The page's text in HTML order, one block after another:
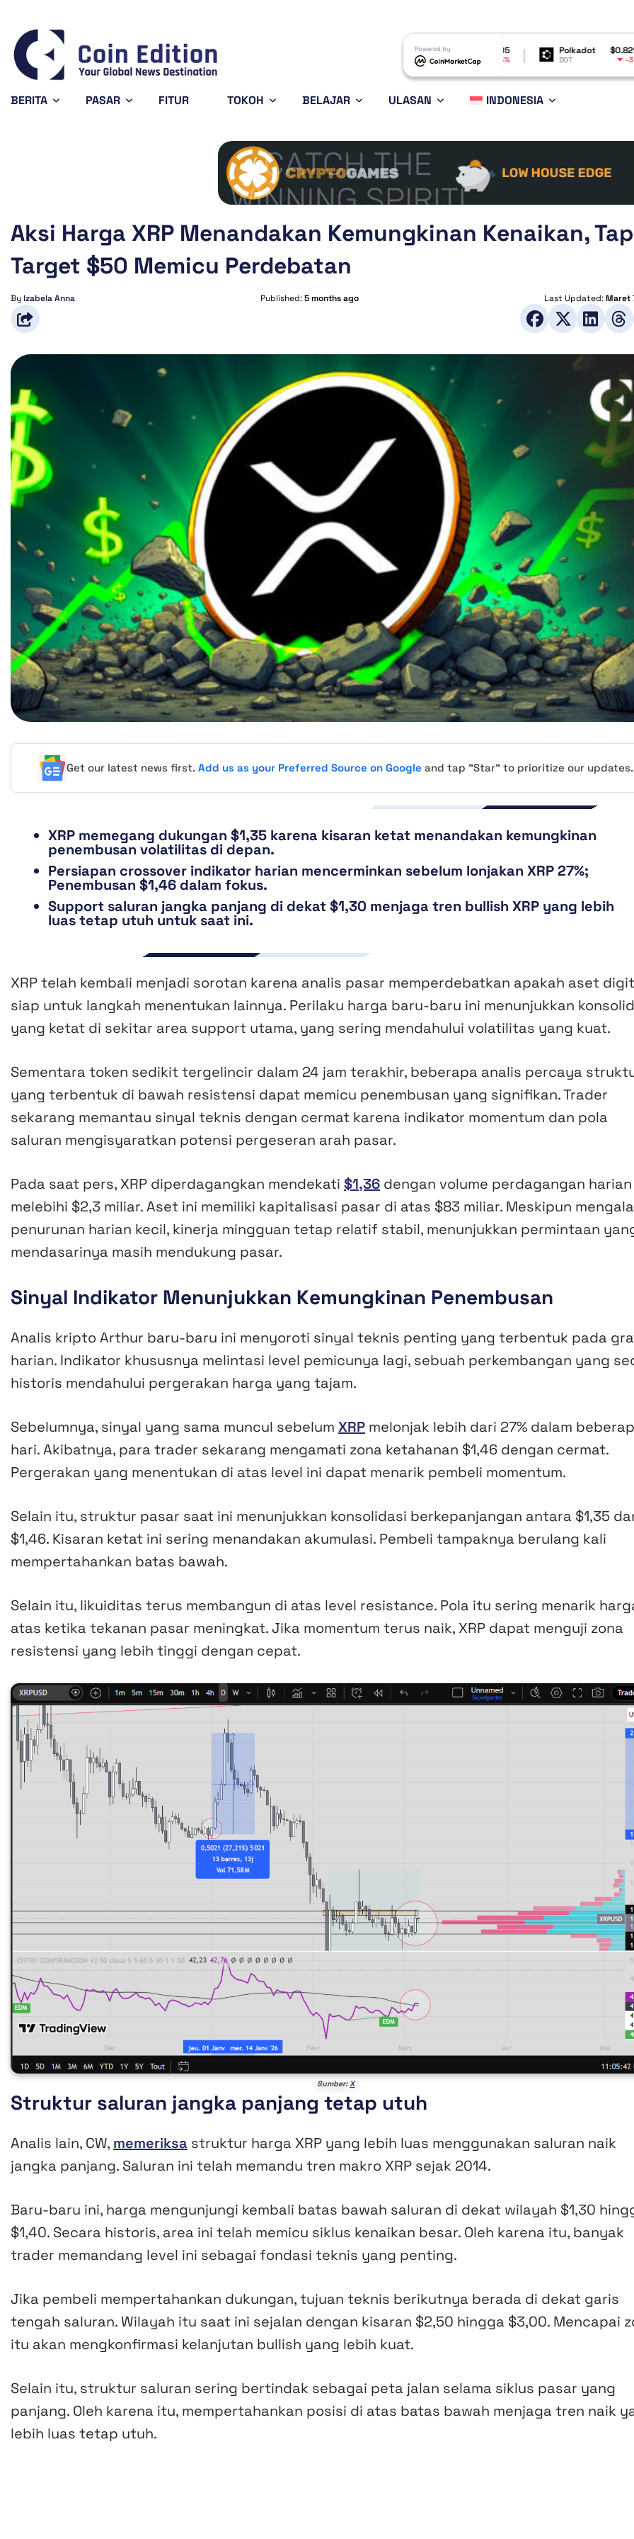
Powered by
Solana $73.36
SOL -0.8%
Avalanche
AVAX
$0.000005
-3.64%
Polkadot $0.821397
DOT -3.33% BTC
BERITA PASAR FITUR TOKOH BELAJAR ULASAN INDONESIA
Aksi Harga XRP Menandakan Kemungkinan Kenaikan,
Target $50 Memicu Perdebatan
ByIzabela Anna Published:5 months ago Last Updated:Maret
Get our latest news first.Add us as your Preferred Source on Google and tap "Star" to prioritize our updates.
XRP memegang dukungan $1,35 karena kisaran ketat menandakan kemungkinan
penembusan volatilitas di depan.
Persiapan crossover indikator harian mencerminkan sebelum lonjakan XRP 27%;
Penembusan $1,46 dalam fokus.
Support saluran jangka panjang di dekat $1,30 menjaga tren bullish XRP yang lebih
luas tetap utuh untuk saat ini.
XRP telah kembali menjadi sorotan karena analis pasar memperdebatkan apakah aset
siap untuk langkah menentukan lainnya. Perilaku harga baru-baru ini menunjukkan
yang ketat di sekitar area support utama, yang sering mendahului volatilitas yang kuat.
Sementara token sedikit tergelincir dalam 24 jam terakhir, beberapa analis percaya
yang terbentuk di bawah resistensi dapat memicu penembusan yang signifikan. Trader
sekarang memantau sinyal teknis dengan cermat karena indikator momentum dan pola
saluran mengisyaratkan potensi pergeseran arah pasar.
Pada saat pers, XRP diperdagangkan mendekati $1,36 dengan volume perdagangan harian
melebihi $2,3 miliar. Aset ini memiliki kapitalisasi pasar di atas $83 miliar. Meskipun
penurunan harian kecil, kinerja mingguan tetap relatif stabil, menunjukkan permintaan
mendasarinya masih mendukung pasar.
Sinyal Indikator Menunjukkan Kemungkinan Penembusan
Analis kripto Arthur baru-baru ini menyoroti sinyal teknis penting yang terbentuk pada
harian. Indikator khususnya melintasi level pemicunya lagi, sebuah perkembangan yang
historis mendahului pergerakan harga yang tajam.
Sebelumnya, sinyal yang sama muncul sebelum XRP melonjak lebih dari 27% dalam
hari. Akibatnya, para trader sekarang mengamati zona ketahanan $1,46 dengan cermat.
Pergerakan yang menentukan di atas level ini dapat menarik pembeli momentum.
Selain itu, struktur pasar saat ini menunjukkan konsolidasi berkepanjangan antara $1,35
$1,46. Kisaran ketat ini sering menandakan akumulasi. Pembeli tampaknya berulang kali
mempertahankan batas bawah.
Selain itu, likuiditas terus membangun di atas level resistance. Pola itu sering menarik
atas ketika tekanan pasar meningkat. Jika momentum terus naik, XRP dapat menguji zona
resistensi yang lebih tinggi dengan cepat.
Sumber: X
Struktur saluran jangka panjang tetap utuh
Analis lain, CW, memeriksa struktur harga XRP yang lebih luas menggunakan saluran naik
jangka panjang. Saluran ini telah memandu tren makro XRP sejak 2014.
Baru-baru ini, harga mengunjungi kembali batas bawah saluran di dekat wilayah $1,30
$1,40. Secara historis, area ini telah memicu siklus kenaikan besar. Oleh karena itu, banyak
trader memandang level ini sebagai fondasi teknis yang penting.
Jika pembeli mempertahankan dukungan, tujuan teknis berikutnya berada di dekat garis
tengah saluran. Wilayah itu saat ini sejalan dengan kisaran $2,50 hingga $3,00. Mencapai
itu akan mengkonfirmasi kelanjutan bullish yang lebih kuat.
Selain itu, struktur saluran sering bertindak sebagai peta jalan selama siklus pasar yang
panjang. Oleh karena itu, mempertahankan posisi di atas batas bawah menjaga tren naik
lebih luas tetap utuh.